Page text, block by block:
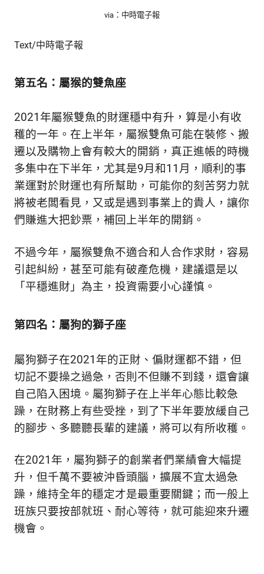
獵
鮮
讓
獨
一
無
二
的
你
和
CBOOK
起
到
專
生
度。
via：中時電子報
Text/中時電子報
第五名：屬猴的雙魚座
2021年屬猴雙魚的財運穩中有升，算是小有收
穫的一年。在上半年，屬猴雙魚可能在裝修、搬
遷以及購物上會有較大的開銷，真正進帳的時機
多集中在下半年，尤其是9月和11月，順利的事
業運對於財運也有所幫助，可能你的刻苦努力就
將被老闆看見，又或是遇到事業上的貴人，讓你
們賺進大把鈔票，補回上半年的開銷。
不過今年，屬猴雙魚不適合和人合作求財，容易
引起糾紛，甚至可能有破產危機，建議還是以
「平穩進財」為主，投資需要小心謹慎。
第四名：屬狗的獅子座
屬狗獅子在2021年的正財、偏財運都不錯，但
切記不要操之過急，否則不但賺不到錢，還會讓
自己陷入困境。屬狗獅子在上半年心態比較急
躁，在財務上有些受挫，到了下半年要放緩自己
的腳步、多聽聽長輩的建議，將可以有所收穫。
在2021年，屬狗獅子的創業者們業績會大幅提
升，但千萬不要被沖昏頭腦，擴展不宜太過急
躁，維持全年的穩定才是最重要關鍵；而一般上
班族只要按部就班、耐心等待，就可能迎來升遷
機會。